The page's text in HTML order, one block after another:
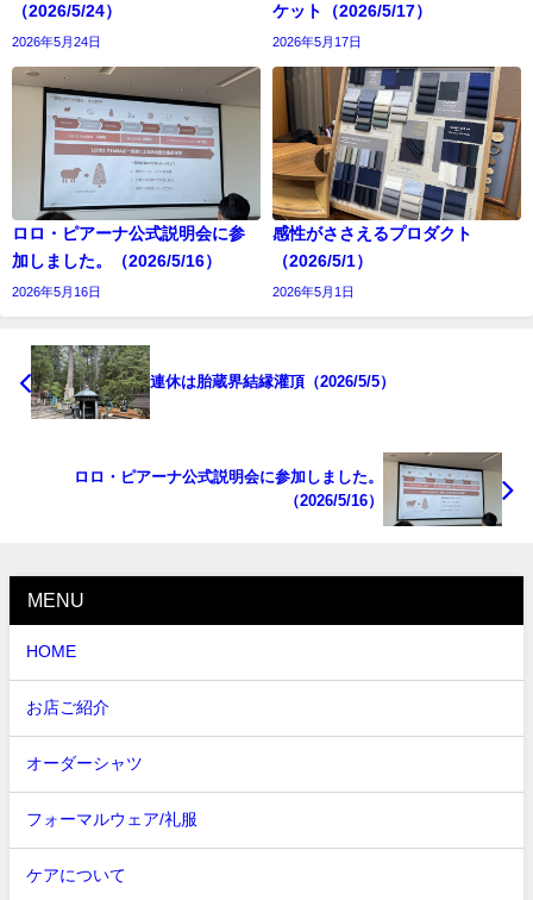
（2026/5/24）
2026年5月24日
ケット（2026/5/17）
2026年5月17日
ロロ・ピアーナ公式説明会に参
加しました。（2026/5/16）
2026年5月16日
感性がささえるプロダクト
（2026/5/1）
2026年5月1日
連休は胎蔵界結縁灌頂（2026/5/5）
ロロ・ピアーナ公式説明会に参加しました。
（2026/5/16）
MENU
HOME
お店ご紹介
オーダーシャツ
フォーマルウェア/礼服
ケアについて